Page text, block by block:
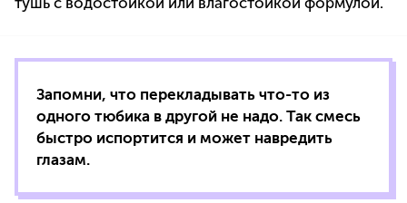
Запомни, что перекладывать что-то из
одного тюбика в другой не надо. Так смесь
быстро испортится и может навредить
глазам.